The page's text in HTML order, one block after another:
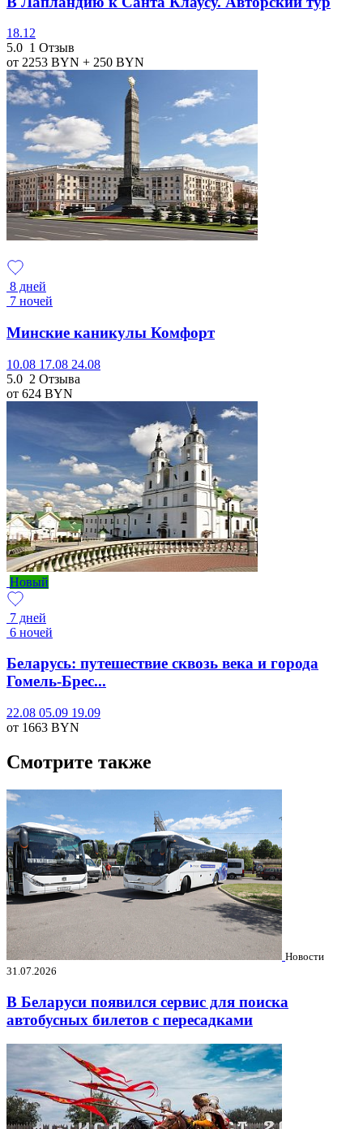
18.12
5.0 1 Отзыв
от 2253 BYN + 250 BYN
8 дней
7 ночей
Минские каникулы Комфорт
10.08 17.08 24.08
5.0 2 Отзыва
от 624 BYN
Новый
7 дней
6 ночей
Беларусь: путешествие сквозь века и города
Гомель-Брес...
22.08 05.09 19.09
от 1663 BYN
Смотрите также
Новости
31.07.2026
В Беларуси появился сервис для поиска
автобусных билетов с пересадками